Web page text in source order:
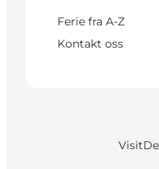
Ferie fra A-Z
Kontakt oss